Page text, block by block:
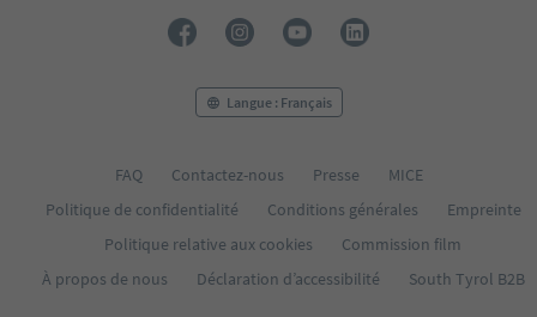
Langue : Français
FAQ Contactez-nous Presse
MICE
Politique de confidentialité
Conditions générales
Empreinte
Politique relative aux cookies
Commission film
À propos de nous
Déclaration d’accessibilité South Tyrol B2B